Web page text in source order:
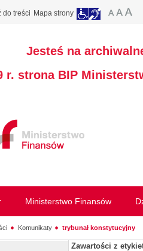
do treści Mapa strony
Jesteś na
r. strona BIP
Ministerstwo Finansów
Komunikaty trybunał konstytucyjny
Zawartości z